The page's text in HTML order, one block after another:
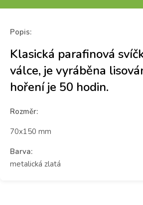
Popis:
Klasická parafinová
válce, je vyráběna
hoření je 50 hodin.
Rozměr:
70x150 mm
Barva:
metalická zlatá